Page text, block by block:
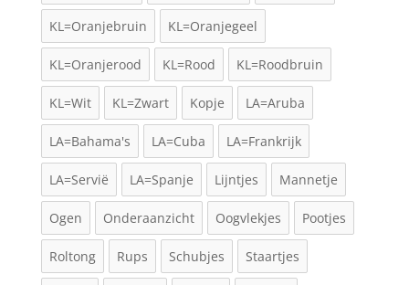
KL=Oranjebruin KL=Oranjegeel
KL=Oranjerood KL=Rood KL=Roodbruin
KL=Wit KL=Zwart Kopje LA=Aruba
LA=Bahama's LA=Cuba LA=Frankrijk
LA=Servië LA=Spanje Lijntjes Mannetje
Ogen Onderaanzicht Oogvlekjes Pootjes
Roltong Rups Schubjes Staartjes